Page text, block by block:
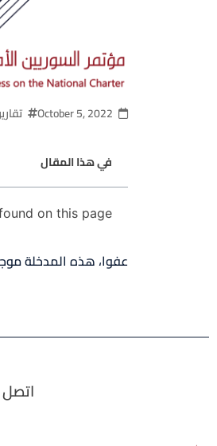
October 5, 2022
في هذا المقال
on this page.
عفوا، هذه المدخلة